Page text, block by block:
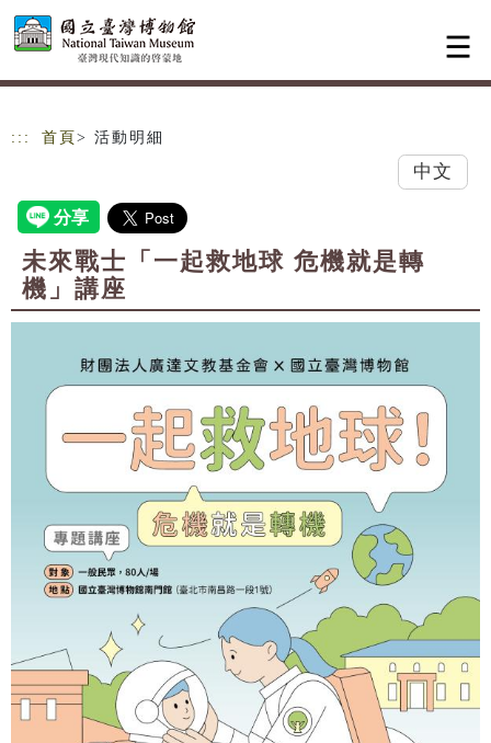
跳到主要內容
網站導覽
::: 首頁 > 活動明細
中文
未來戰士「一起救地球 危機就是轉
機」講座